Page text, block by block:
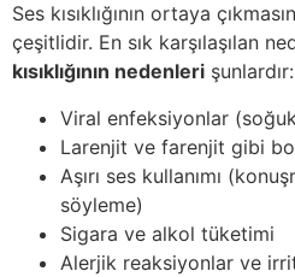
Ses kısıklığının ortaya
çeşitlidir. En sık karşılaşılan
kısıklığının nedenleri şunlardır:
Viral enfeksiyonlar (soğuk
Larenjit ve farenjit gibi
Aşırı ses kullanımı
söyleme)
Sigara ve alkol tüketimi
Alerjik reaksiyonlar ve